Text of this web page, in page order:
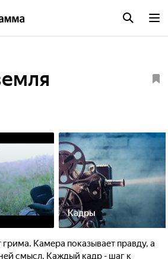
Кадры
грима. Камера показывает правду, а
смысл. Каждый кадр - шаг к